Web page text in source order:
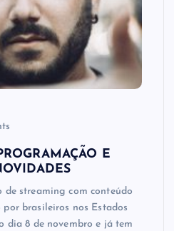
E
de streaming com conteúdo
brasileiros nos Estados
dia 8 de novembro e já tem